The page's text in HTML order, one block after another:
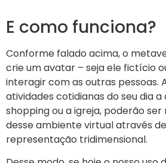
E como funciona?
Conforme falado acima, o
crie um avatar – seja ele fictício
interagir com as outras pessoas.
atividades cotidianas do seu dia a
shopping ou a igreja, poderão
desse ambiente virtual através
representação tridimensional.